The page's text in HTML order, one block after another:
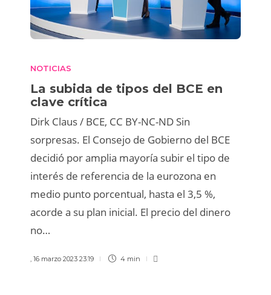
NOTICIAS
La subida de tipos del BCE en
clave crítica
Dirk Claus / BCE, CC BY-NC-ND Sin
sorpresas. El Consejo de Gobierno del BCE
decidió por amplia mayoría subir el tipo de
interés de referencia de la eurozona en
medio punto porcentual, hasta el 3,5 %,
acorde a su plan inicial. El precio del dinero
no…
, 16 marzo 2023 23:19 4 min